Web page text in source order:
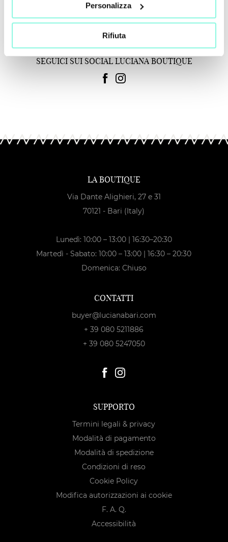
Personalizza
Rifiuta
SEGUICI SUI SOCIAL LUCIANA BOUTIQUE
LA BOUTIQUE
Via Dante Alighieri, 27 e 31
70121 - Bari (Italy)
Lunedì: 10:00 – 13:00 | 16:30–20:30
Martedì - Sabato: 10:00 – 13:00 | 16:30 – 20:30
Domenica: Chiuso
CONTATTI
buyer@lucianabari.com
+ 39 080 5211886
+ 39 080 5247050
SUPPORTO
Termini legali & privacy
Modalità di pagamento
Modalità di spedizione
Condizioni di reso
Cookie Policy
Modifica autorizzazioni ai cookie
F. A. Q.
Accessibilità